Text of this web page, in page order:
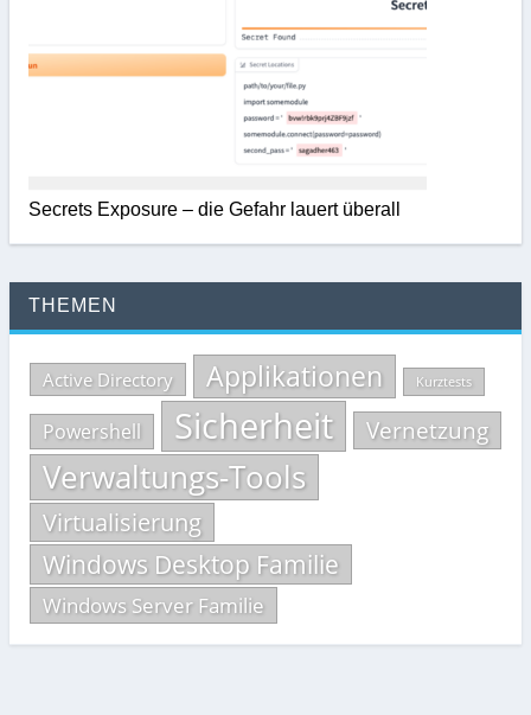
Secrets Exposure – die Gefahr lauert überall
THEMEN
Active Directory Applikationen Kurztests
Powershell Sicherheit Vernetzung
Verwaltungs-Tools
Virtualisierung
Windows Desktop Familie
Windows Server Familie